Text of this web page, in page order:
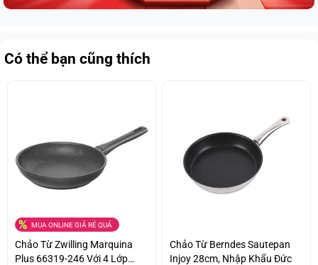
Có thể bạn cũng thích
MUA ONLINE GIÁ RẺ QUÁ
Chảo Từ Zwilling Marquina
Plus 66319-246 Với 4 Lớp
Chảo Từ Berndes Sautepan
Injoy 28cm, Nhập Khẩu Đức